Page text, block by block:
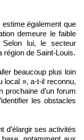
estime également que
demeure le faible
Selon lui, le secteur
région de Saint-Louis.
beaucoup plus loin
local », a-t-il reconnu,
prochaine d’un forum
les obstacles
d’élargir ses activités